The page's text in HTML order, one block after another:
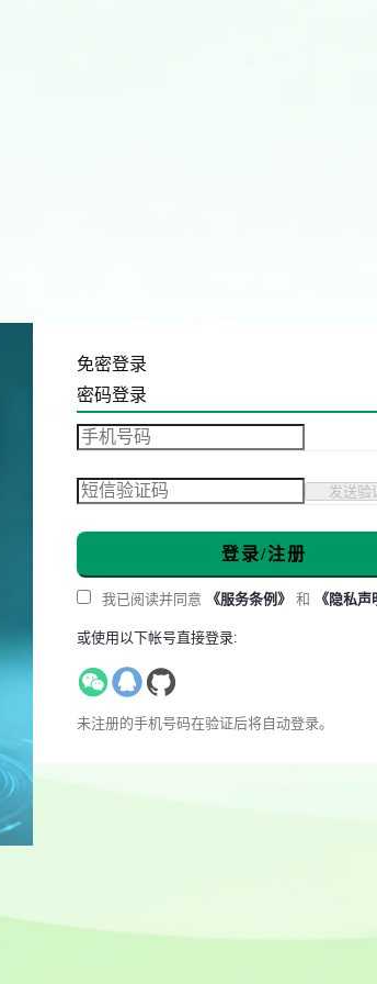
免密登录
密码登录
发送验
登录/注册
我已阅读并同意 《服务条例》 和 《隐私声
或使用以下帐号直接登录:
未注册的手机号码在验证后将自动登录。